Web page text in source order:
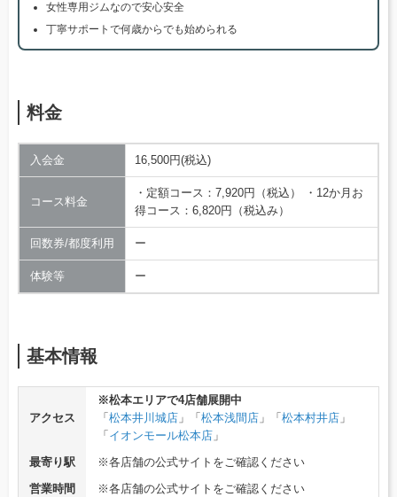
女性専用ジムなので安心安全
丁寧サポートで何歳からでも始められる
料金
入会金 16,500円(税込)
コース料金
・定額コース：7,920円（税込） ・12か月お
得コース：6,820円（税込み）
回数券/都度利用 ー
体験等 ー
基本情報
アクセス
※松本エリアで4店舗展開中
「 松本井川城店」「 松本浅間店」「 松本村井店」
「 イオンモール松本店」
最寄り駅
※各店舗の公式サイトをご確認ください
営業時間
※各店舗の公式サイトをご確認ください